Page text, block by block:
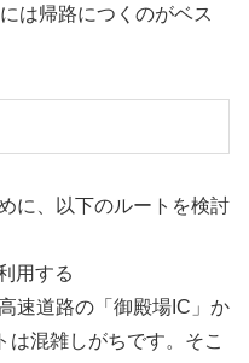
は帰路につくのがベス
に、以下のルートを検討
用する
速道路の「御殿場IC」か
は混雑しがちです。そこ